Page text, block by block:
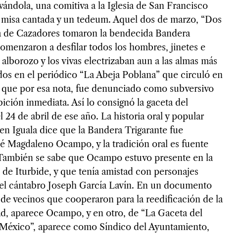
una comitiva a la Iglesia de San Francisco
cantada y un tedeum. Aquel dos de marzo, “Dos
Cazadores tomaron la bendecida Bandera
a desfilar todos los hombres, jinetes e
y los vivas electrizaban aun a las almas más
en el periódico “La Abeja Poblana” que circuló en
por esa nota, fue denunciado como subversivo
inmediata. Así lo consignó la gaceta del
de abril de ese año. La historia oral y popular
Iguala dice que la Bandera Trigarante fue
Magdaleno Ocampo, y la tradición oral es fuente
se sabe que Ocampo estuvo presente en la
Iturbide, y que tenía amistad con personajes
cántabro Joseph García Lavín. En un documento
vecinos que cooperaron para la reedificación de la
aparece Ocampo, y en otro, de “La Gaceta del
aparece como Síndico del Ayuntamiento,